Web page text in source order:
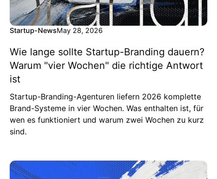
Startup-NewsMay 28, 2026
Wie lange sollte Startup-Branding dauern?
Warum "vier Wochen" die richtige Antwort
ist
Startup-Branding-Agenturen liefern 2026 komplette
Brand-Systeme in vier Wochen. Was enthalten ist, für
wen es funktioniert und warum zwei Wochen zu kurz
sind.